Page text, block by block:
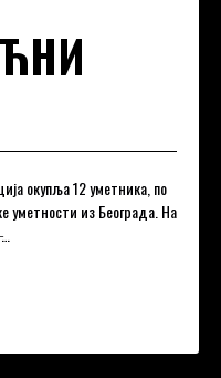
окупља 12 уметника, по
уметности из Београда. На